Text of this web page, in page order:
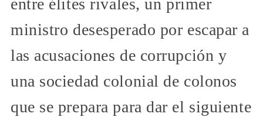
entre élites rivales, un primer
ministro desesperado por escapar a
las acusaciones de corrupción y
una sociedad colonial de colonos
que se prepara para dar el siguiente